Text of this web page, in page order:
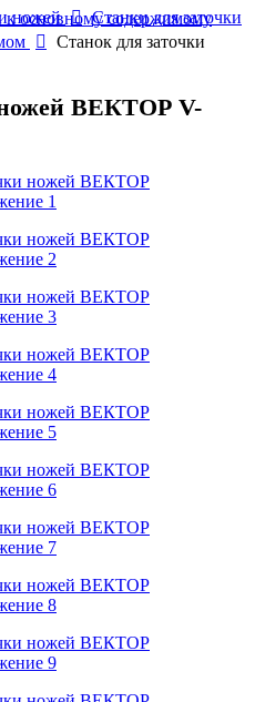
к основному содержимому
ножей
Станки для заточки
Станок для заточки
ножей ВЕКТОР V-